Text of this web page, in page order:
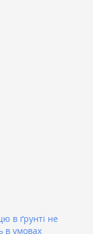
в ґрунті не
в умовах